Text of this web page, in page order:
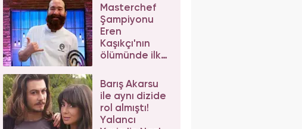
Masterchef
Şampiyonu
Eren
Kaşıkçı'nın
ölümünde ilk
Ortağından
dikkat çeken
açıklama
Barış Akarsu
ile aynı dizide
rol almıştı!
Yalancı